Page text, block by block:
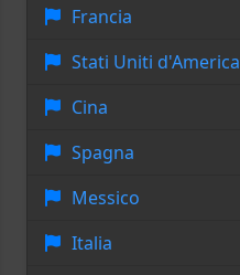
Francia
Stati Uniti d'America
Cina
Spagna
Messico
Italia